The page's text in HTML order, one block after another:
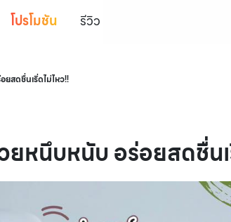
โปรโมชัน รีวิว
สดชื่นเริ่ดไม่ไหว!!
ยหนึบหนับ อร่อยสดชื่นเ